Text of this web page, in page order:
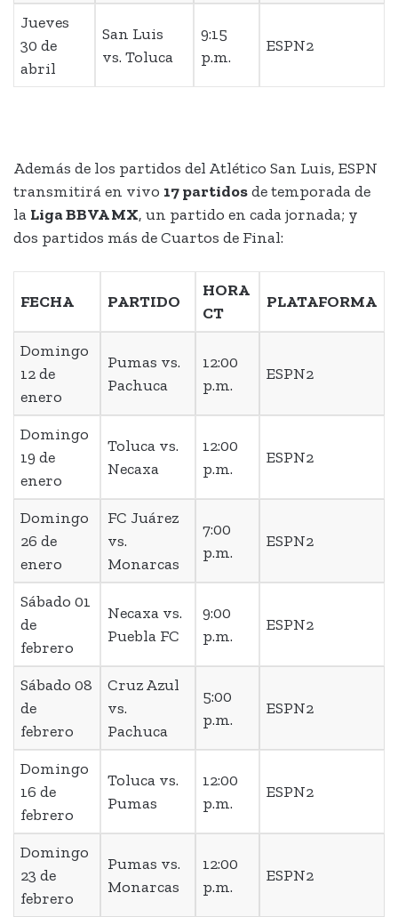
Jueves
30 de
abril
San Luis
vs. Toluca
9:15
p.m.
ESPN2
Además de los partidos del Atlético San Luis, ESPN
transmitirá en vivo 17 partidosde temporada de
la Liga BBVA MX, un partido en cada jornada; y
dos partidos más de Cuartos de Final:
FECHA PARTIDO
HORA
CT
PLATAFORMA
Domingo
12 de
enero
Pumas vs.
Pachuca
12:00
p.m.
ESPN2
Domingo
19 de
enero
Toluca vs.
Necaxa
12:00
p.m.
ESPN2
Domingo
26 de
enero
FC Juárez
vs.
Monarcas
7:00
p.m.
ESPN2
Sábado 01
de
febrero
Necaxa vs.
Puebla FC
9:00
p.m.
ESPN2
Sábado 08
de
febrero
Cruz Azul
vs.
Pachuca
5:00
p.m.
ESPN2
Domingo
16 de
febrero
Toluca vs.
Pumas
12:00
p.m.
ESPN2
Domingo
23 de
febrero
Pumas vs.
Monarcas
12:00
p.m.
ESPN2